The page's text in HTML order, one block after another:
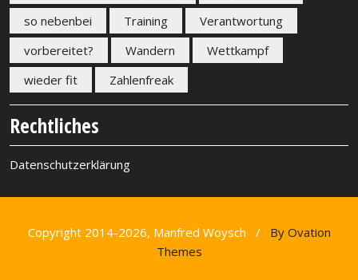
so nebenbei
Training
Verantwortung
vorbereitet?
Wandern
Wettkampf
wieder fit
Zahlenfreak
Rechtliches
Datenschutzerklärung
Copyright 2014-2026, Manfred Woysch /
By Ovation
Themes